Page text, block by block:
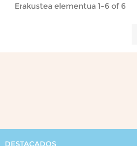
Erakustea elementua 1-6 of 6
DESTACADOS